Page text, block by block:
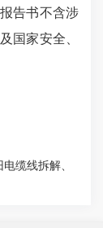
告书不含涉
国家安全、
缆线拆解、